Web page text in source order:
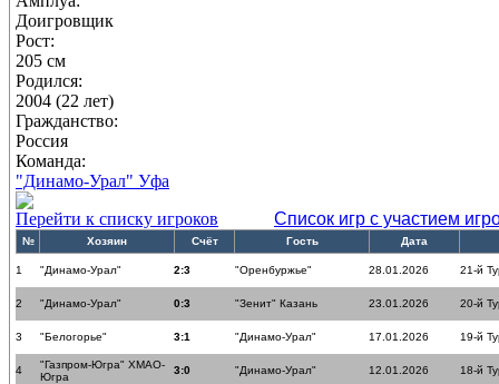
Доигровщик
Рост:
205 см
Родился:
2004 (22 лет)
Гражданство:
Россия
Команда:
"Динамо-Урал" Уфа
Перейти к списку игроков
Список игр с участием
№ Хозяин Счёт Гость Дата
1 "Динамо-Урал" 2:3 "Оренбуржье" 28.01.2026 21-й
2 "Динамо-Урал" 0:3 "Зенит" Казань 23.01.2026 20-й
3 "Белогорье" 3:1 "Динамо-Урал" 17.01.2026 19-й
4
"Газпром-Югра" ХМАО-
Югра
3:0 "Динамо-Урал" 12.01.2026 18-й